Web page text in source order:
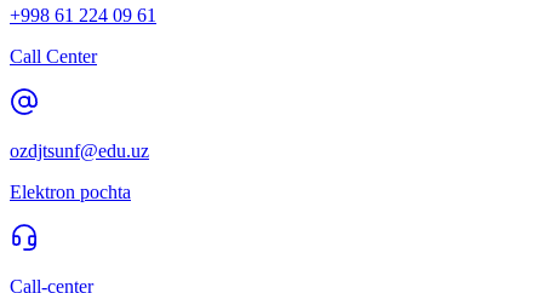
+998 61 224 09 61
Call Center
ozdjtsunf@edu.uz
Elektron pochta
Call-center